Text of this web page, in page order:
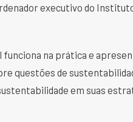
executivo do
na prática e
questões de
em suas